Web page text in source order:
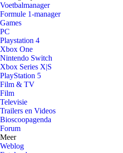
Voetbalmanager
Formule 1-manager
Games
PC
Playstation 4
Xbox One
Nintendo Switch
Xbox Series X|S
PlayStation 5
Film & TV
Film
Televisie
Trailers en Videos
Bioscoopagenda
Forum
Meer
Weblog